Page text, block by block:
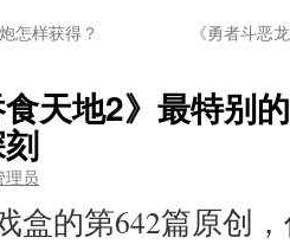
怎样获得？ 《勇者斗恶
天地2》最特别
理员
盒的第642篇原创